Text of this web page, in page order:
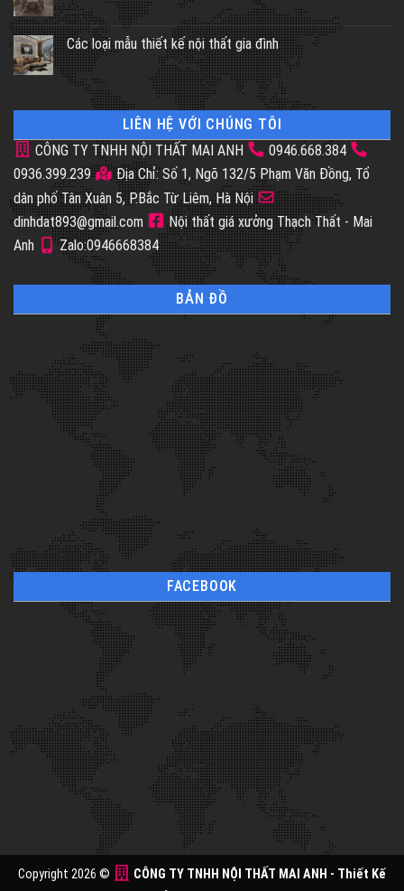
Các loại mẫu thiết kế nội thất gia đình
LIÊN HỆ VỚI CHÚNG TÔI
CÔNG TY TNHH NỘI THẤT MAI ANH
0946.668.384
0936.399.239
Địa Chỉ: Số 1, Ngõ 132/5 Phạm Văn Đồng, Tổ
dân phố Tân Xuân 5, P.Bắc Từ Liêm, Hà Nội
dinhdat893@gmail.com
Nội thất giá xưởng Thạch Thất - Mai
Anh
Zalo:0946668384
BẢN ĐỒ
FACEBOOK
Copyright 2026 © CÔNG TY TNHH NỘI THẤT MAI ANH - Thiết Kế